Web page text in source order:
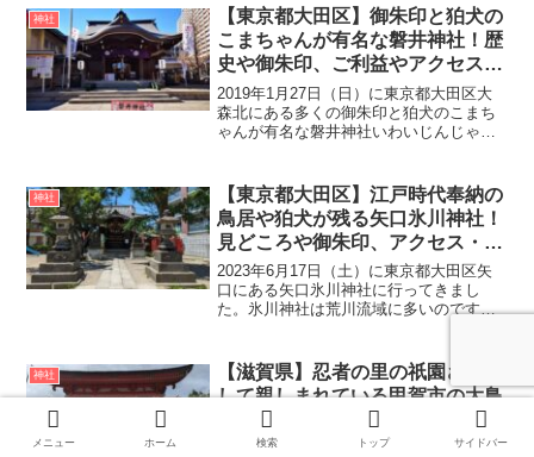
ずっと気になっていました。今回実際に
秋葉神社・昆陽神...
神社
【東京都大田区】御朱印と狛犬の
こまちゃんが有名な磐井神社！歴
史や御朱印、ご利益やアクセスを
ご紹介
2019年1月27日（日）に東京都大田区大
森北にある多くの御朱印と狛犬のこまち
ゃんが有名な磐井神社いわいじんじゃに
七福神」の一社で弁財天が祀られていま
す。今回磐井神...
神社
【東京都大田区】江戸時代奉納の
鳥居や狛犬が残る矢口氷川神社！
見どころや御朱印、アクセス・駐
車場をご紹介
2023年6月17日（土）に東京都大田区矢
口にある矢口氷川神社に行ってきまし
た。氷川神社は荒川流域に多いのです
社の創建は第二次世界大戦の戦災で社殿
や書物を全て焼失したた...
神社
【滋賀県】忍者の里の祇園さんと
して親しまれている甲賀市の大鳥
ス・無料駐車場をご紹介
2023年5月6日（土）に滋賀県甲賀市甲賀
メニュー ホーム 検索 トップ サイドバー